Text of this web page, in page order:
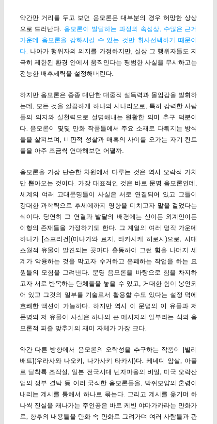
약간만 거리를 두고 보면 음모론은 대부분의 경우 허망한 상상
으로 드러난다. 음모론이 발달하는 과정의 속성상, 수많은 근거
가운데 음모론을 강화시킬 수 있는 것만 취사선택하기 때문이
다. 나아가 행위자의 의지를 가정하지만, 실상 그 행위자들도 지
극히 제한된 환경 안에서 움직인다는 평범한 사실을 무시하고는
전능한 배후세력을 설정해버린다.
하지만 음모론은 종종 대단한 대중적 설득력과 몰입감을 발휘하
는데, 모든 것을 깔끔하게 하나의 시나리오로, 특히 강력한 사람
들의 의지와 실천력으로 설명해내는 원활한 의미 추구 덕분이
다. 음모론이 몇몇 만화 작품들에서 주요 소재로 다뤄지는 방식
들을 살펴보며, 비판적 성찰과 매혹의 사이를 오가는 자기 컨트
롤을 아주 조금씩 연마해보면 어떨까.
음모론을 가장 단순한 차원에서 다루는 것은 역시 오락적 가치
만 뽑아오는 것이다. 가장 대표적인 것은 바로 문명 음모론인데,
세계의 여러 고대문명들이 사실은 서로 연결되어 있고 그들이
강대한 과학력으로 후세에까지 영향을 미치고자 말을 걸었다는
식이다. 당연히 그 연결과 발달의 배경에는 신이든 외계인이든
이형의 존재들을 가정하기도 한다. 그 계열의 여러 명작 가운데
하나가 [스프리건](미나가와 료지, 타카시케 히로시)으로, 시대
초월적 유물이 발견되는 곳마다 출동하여 그런 힘을 나머지 세
계가 악용하는 것을 막고자 수거하고 은폐하는 작업을 하는 요
원들의 모험을 그려낸다. 문명 음모론을 바탕으로 힘을 차지하
고자 서로 반목하는 단체들을 놓을 수 있고, 거대한 힘이 봉인되
어 있고 그것의 일부를 기술로서 활용할 수도 있다는 설정 덕에
호쾌한 액션이 가능하다. 하지만 역시 이 문명의 이 유물과 저
문명의 저 유물이 사실은 하나의 큰 메시지의 일부라는 식의 음
모론적 퍼즐 맞추기의 재미 자체가 가장 크다.
약간 다른 방향에서 음모론의 오락성을 추구하는 작품이 [빌리
배트](우라사와 나오키, 나가사키 타카시)다. 케네디 암살, 아폴
로 달착륙 조작설, 일본 전국시대 닌자마을의 비밀, 미국 오락산
업의 정부 결탁 등 여러 굵직한 음모론들을, 박쥐모양의 혼령이
내리는 계시를 통해서 하나로 묶는다. 그리고 계시를 옮기며 하
나씩 진실을 캐나가는 주인공은 바로 케빈 야마가카라는 만화가
로, 향후의 내용들을 만화 속 만화로 그려가며 여러 사람들과 관